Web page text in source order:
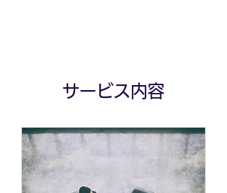
サービス内容